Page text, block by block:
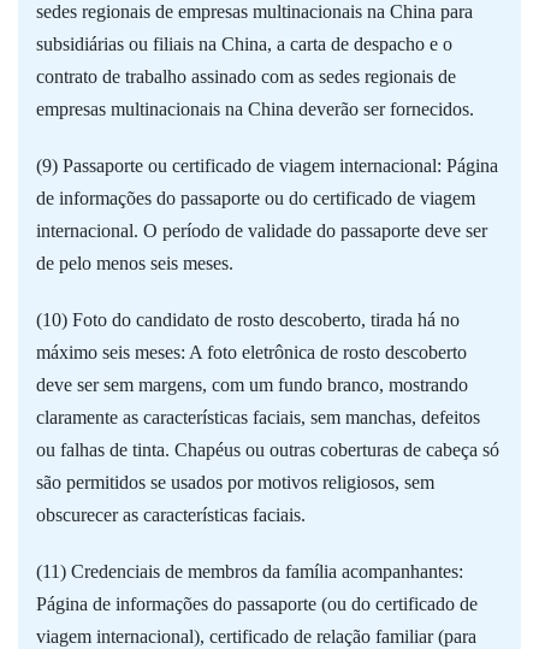
sedes regionais de empresas multinacionais na China para
subsidiárias ou filiais na China, a carta de despacho e o
contrato de trabalho assinado com as sedes regionais de
empresas multinacionais na China deverão ser fornecidos.
(9) Passaporte ou certificado de viagem internacional: Página
de informações do passaporte ou do certificado de viagem
internacional. O período de validade do passaporte deve ser
de pelo menos seis meses.
(10) Foto do candidato de rosto descoberto, tirada há no
máximo seis meses: A foto eletrônica de rosto descoberto
deve ser sem margens, com um fundo branco, mostrando
claramente as características faciais, sem manchas, defeitos
ou falhas de tinta. Chapéus ou outras coberturas de cabeça só
são permitidos se usados por motivos religiosos, sem
obscurecer as características faciais.
(11) Credenciais de membros da família acompanhantes:
Página de informações do passaporte (ou do certificado de
viagem internacional), certificado de relação familiar (para